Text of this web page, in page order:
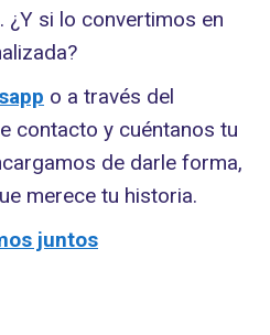
si lo convertimos en
o a través del
contacto y cuéntanos tu
de darle forma,
merece tu historia.
juntos